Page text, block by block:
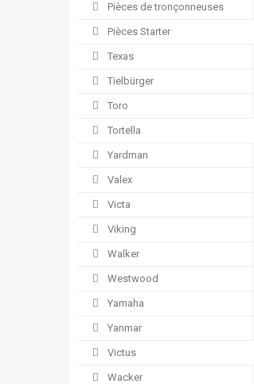
Pièces de tronçonneuses
Pièces Starter
Texas
Tielbürger
Toro
Tortella
Yardman
Valex
Victa
Viking
Walker
Westwood
Yamaha
Yanmar
Victus
Wacker